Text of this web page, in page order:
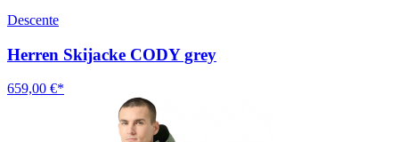
Descente
Herren Skijacke CODY grey
659,00 €*